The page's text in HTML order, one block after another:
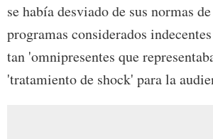
se había desviado de sus normas
programas considerados
tan 'omnipresentes que
'tratamiento de shock' para la